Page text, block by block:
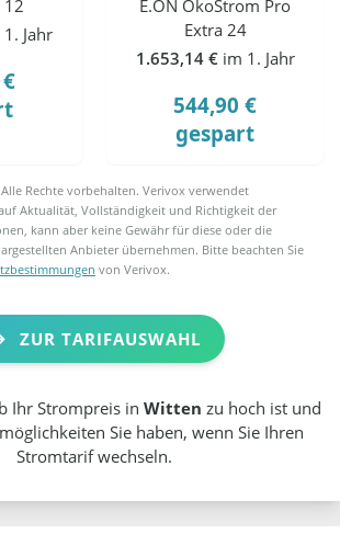
12
Jahr
E.ON ÖkoStrom Pro
Extra 24
1.653,14 € im 1. Jahr
544,90 €
gespart
Rechte vorbehalten. Verivox verwendet
Aktualität, Vollständigkeit und Richtigkeit der
kann aber keine Gewähr für diese oder die
Anbieter übernehmen. Bitte beachten Sie
von Verivox.
ZUR TARIFAUSWAHL
Ihr Strompreis in Witten zu hoch ist und
Sie haben, wenn Sie Ihren
Stromtarif wechseln.